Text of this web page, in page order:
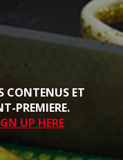
CONTENUS ET
PREMIERE.
UP HERE